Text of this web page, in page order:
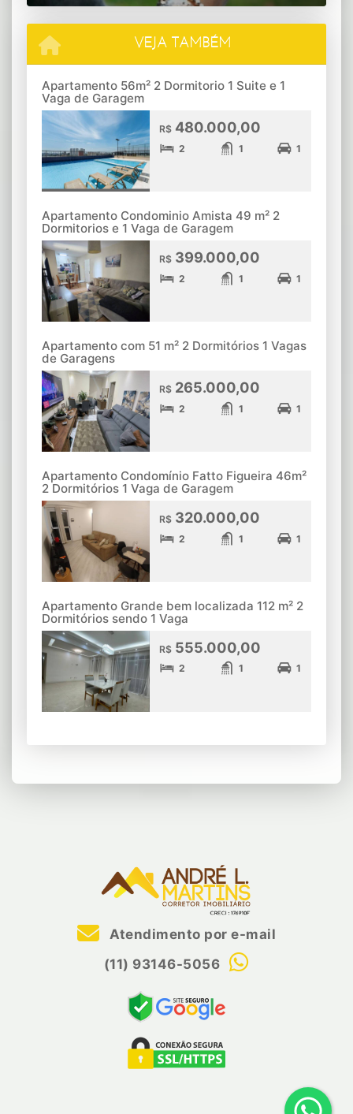
VEJA TAMBÉM
Apartamento 56m² 2 Dormitorio 1 Suite e 1
Vaga de Garagem
R$480.000,00
2 1 1
Apartamento Condominio Amista 49 m² 2
Dormitorios e 1 Vaga de Garagem
R$399.000,00
2 1 1
Apartamento com 51 m² 2 Dormitórios 1 Vagas
de Garagens
R$265.000,00
2 1 1
Apartamento Condomínio Fatto Figueira 46m²
2 Dormitórios 1 Vaga de Garagem
R$320.000,00
2 1 1
Apartamento Grande bem localizada 112 m² 2
Dormitórios sendo 1 Vaga
R$555.000,00
2 1 1
Atendimento por e-mail
(11) 93146-5056